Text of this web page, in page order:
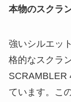
本物のスクラ
強いシルエッ
格的なスクラ
SCRAMBLER
ています。こ